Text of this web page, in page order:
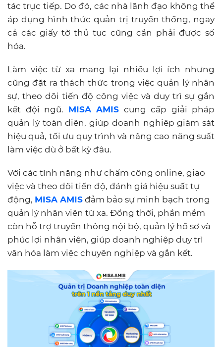
tác trực tiếp. Do đó, các nhà lãnh đạo không thể
áp dụng hình thức quản trị truyền thống, ngay
cả các giấy tờ thủ tục cũng cần phải được số
hóa.
Làm việc từ xa mang lại nhiều lợi ích nhưng
cũng đặt ra thách thức trong việc quản lý nhân
sự, theo dõi tiến độ công việc và duy trì sự gắn
kết đội ngũ. MISA AMIS cung cấp giải pháp
quản lý toàn diện, giúp doanh nghiệp giám sát
hiệu quả, tối ưu quy trình và nâng cao năng suất
làm việc dù ở bất kỳ đâu.
Với các tính năng như chấm công online, giao
việc và theo dõi tiến độ, đánh giá hiệu suất tự
động, MISA AMIS đảm bảo sự minh bạch trong
quản lý nhân viên từ xa. Đồng thời, phần mềm
còn hỗ trợ truyền thông nội bộ, quản lý hồ sơ và
phúc lợi nhân viên, giúp doanh nghiệp duy trì
văn hóa làm việc chuyên nghiệp và gắn kết.